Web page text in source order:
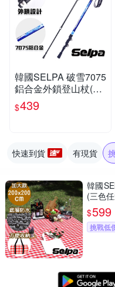
韓國SELPA 破雪7075
鋁合金外鎖登山杖(四
色任選)
$439
快速到貨 有現貨
韓國
(三色
$599
挑戰低